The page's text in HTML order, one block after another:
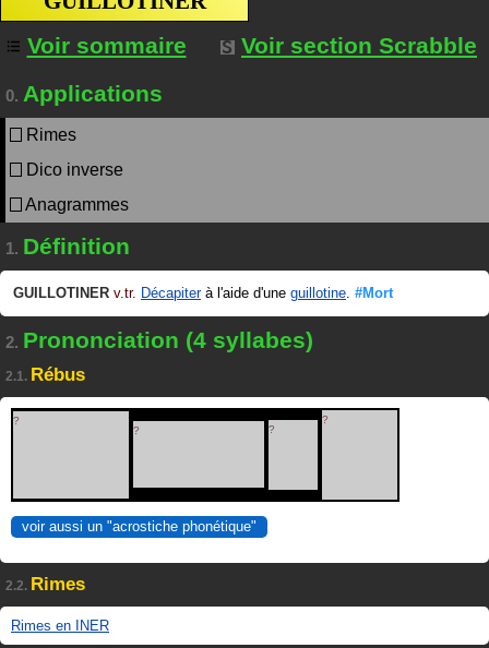
Voir sommaire
Voir section Scrabble
0. Applications
Rimes
Dico inverse
Anagrammes
1. Définition
GUILLOTINER v.tr. Décapiterà l'aide d'une guillotine. #Mort
2. Prononciation (4 syllabes)
2.1. Rébus
?
?
?
?
voir aussi un "acrostiche phonétique"
2.2. Rimes
Rimes en INER